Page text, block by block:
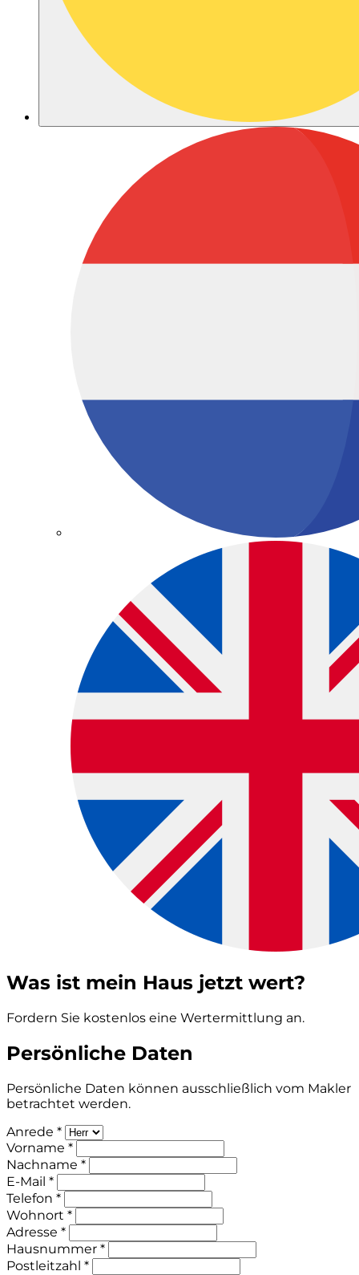
Was ist mein Haus jetzt wert?
Fordern Sie kostenlos eine Wertermittlung an.
Persönliche Daten
Persönliche Daten können ausschließlich vom Makler
betrachtet werden.
Anrede *
Vorname *
Nachname *
E-Mail *
Telefon *
Wohnort *
Adresse *
Hausnummer *
Postleitzahl *